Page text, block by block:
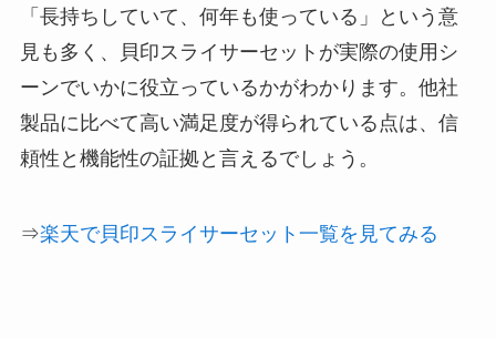
「長持ちしていて、何年も使っている」という意
見も多く、貝印スライサーセットが実際の使用シ
ーンでいかに役立っているかがわかります。他社
製品に比べて高い満足度が得られている点は、信
頼性と機能性の証拠と言えるでしょう。
⇒楽天で貝印スライサーセット一覧を見てみる